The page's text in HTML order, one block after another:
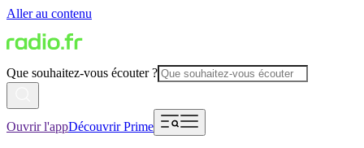
Aller au contenu
Que souhaitez-vous écouter ?
Ouvrir l'appDécouvrir Prime